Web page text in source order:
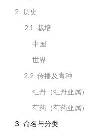
2
历史
2.1 栽培
中国
世界
2.2 传播及育种
牡丹（牡丹亚属）
芍药（芍药亚属）
3 命名与分类